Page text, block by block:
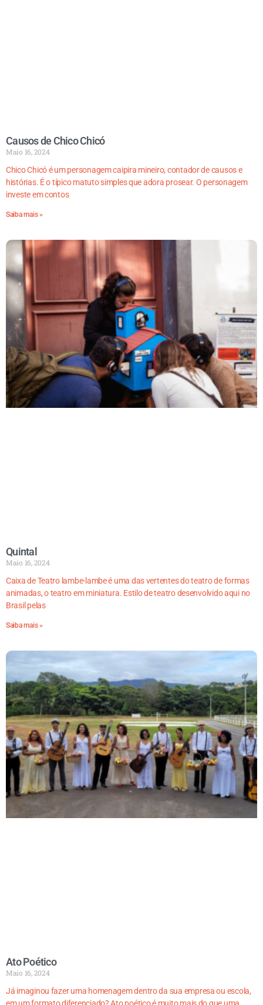
Causos de Chico Chicó
Maio 16, 2024
Chico Chicó é um personagem caipira mineiro, contador de causos e
histórias. É o típico matuto simples que adora prosear. O personagem
investe em contos
Saiba mais »
Quintal
Maio 16, 2024
Caixa de Teatro lambe-lambe é uma das vertentes do teatro de formas
animadas, o teatro em miniatura. Estilo de teatro desenvolvido aqui no
Brasil pelas
Saiba mais »
Ato Poético
Maio 16, 2024
Já imaginou fazer uma homenagem dentro da sua empresa ou escola,